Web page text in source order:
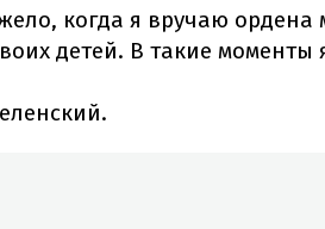
когда я вручаю ордена
детей. В такие моменты